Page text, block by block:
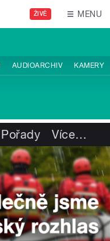
ŽIVĚ MENU
AUDIOARCHIV KAMERY
Pořady Více…